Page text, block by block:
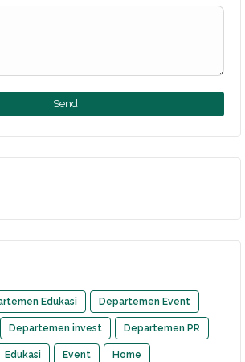
Edukasi Departemen Event
Departemen invest Departemen PR
Edukasi Event Home